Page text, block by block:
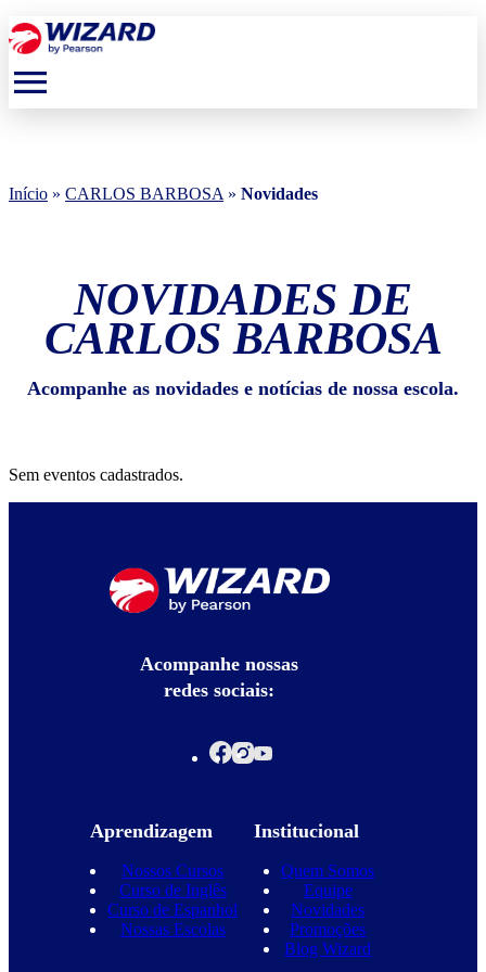
menu
Início » CARLOS BARBOSA » Novidades
NOVIDADES DE
CARLOS BARBOSA
Acompanhe as novidades e notícias de nossa escola.
Sem eventos cadastrados.
Acompanhe nossas
redes sociais:
Aprendizagem
Nossos Cursos
Curso de Inglês
Curso de Espanhol
Nossas Escolas
Institucional
Quem Somos
Equipe
Novidades
Promoções
Blog Wizard